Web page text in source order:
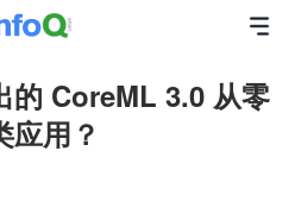
的 CoreML 3.0 从零
应用？